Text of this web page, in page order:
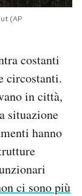
(AP
costanti
circostanti.
in città,
situazione
hanno
ci sono più